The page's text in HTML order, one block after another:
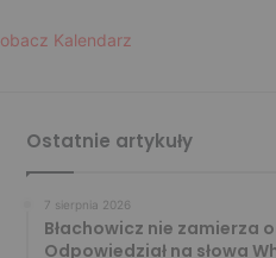
Kalendarz
Ostatnie artykuły
7 sierpnia 2026
Błachowicz nie zamierza
Odpowiedział na słowa